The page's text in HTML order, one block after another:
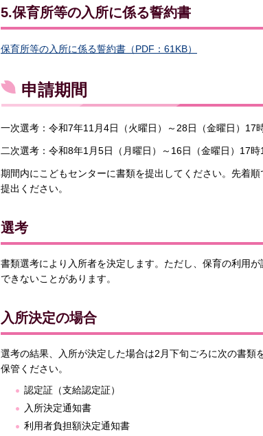
5.保育所等の入所に係る誓約書
保育所等の入所に係る誓約書（PDF：61KB）
申請期間
一次選考：令和7年11月4日（火曜日）～28日（金曜日）17
二次選考：令和8年1月5日（月曜日）～16日（金曜日）17
期間内にこどもセンターに書類を提出してください。先着
提出ください。
選考
書類選考により入所者を決定します。ただし、保育の利用
できないことがあります。
入所決定の場合
選考の結果、入所が決定した場合は2月下旬ごろに次の書類
保管ください。
認定証（支給認定証）
入所決定通知書
利用者負担額決定通知書